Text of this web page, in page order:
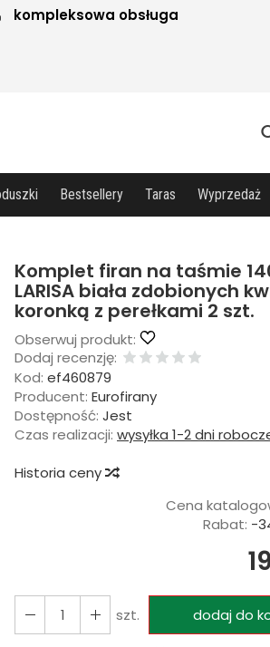
kompleksowa obsługa
Bestsellery Taras Wyprzedaż
Komplet firan na taśmie
LARISA biała zdobionych
koronką z perełkami 2 szt.
Obserwuj produkt:
Dodaj recenzję:
Kod: ef460879
Producent: Eurofirany
Dostępność: Jest
Czas realizacji: wysyłka 1-2 dni
Historia ceny
Cena
Rabat: -
szt.
dodaj do